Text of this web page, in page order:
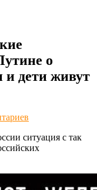
о
и дети живут
ситуация с так